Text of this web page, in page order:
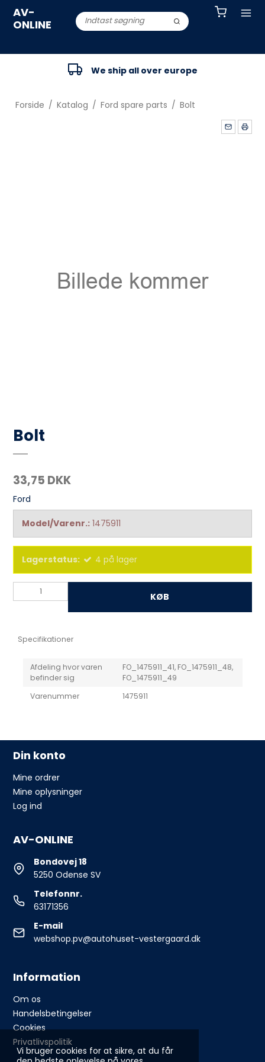
Vi bruger cookies for at sikre, at du får
AV-
ONLINE
We ship all over europe
Forside / Katalog / Ford spare parts / Bolt
Bolt
33,75 DKK
Ford
Model/Varenr.: 1475911
Lagerstatus: 4 på lager
KØB
Specifikationer
Afdeling hvor varen
befinder sig
FO_1475911_41, FO_1475911_48,
FO_1475911_49
Varenummer
1475911
Din konto
Mine ordrer
Mine oplysninger
Log ind
AV-ONLINE
Bondovej 18
5250 Odense SV
Telefonnr.
63171356
E-mail
webshop.pv@autohuset-vestergaard.dk
Information
Om os
Handelsbetingelser
Cookies
Privatlivspolitik